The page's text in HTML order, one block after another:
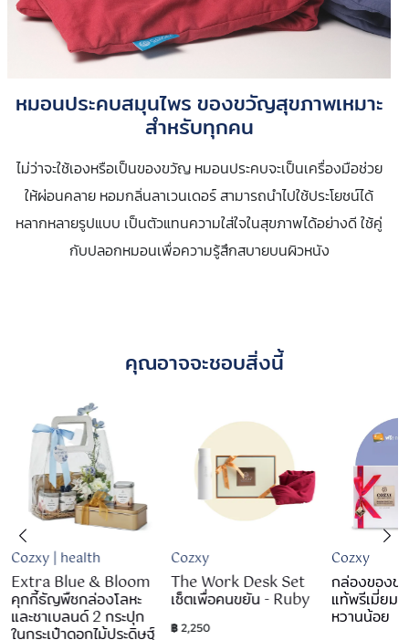
หมอนประคบสมุนไพร ของขวัญสุขภาพเหมาะ
สำหรับทุกคน
ไม่ว่าจะใช้เองหรือเป็นของขวัญ หมอนประคบจะเป็นเครื่องมือช่วย
ให้ผ่อนคลาย หอมกลิ่นลาเวนเดอร์ สามารถนำไปใช้ประโยชน์ได้
หลากหลายรูปแบบ เป็นตัวแทนความใส่ใจในสุขภาพได้อย่างดี ใช้คู่
กับปลอกหมอนเพื่อความรู้สึกสบายบนผิวหนัง
คุณอาจจะชอบสิ่งนี้
Cozxy | health
Extra Blue & Bloom
คุกกี้ธัญพืชกล่องโลหะ
และชาเบลนด์ 2 กระปุก
Cozxy
The Work Desk Set
เซ็ตเพื่อคนขยัน - Ruby
฿ 2,250
Cozxy
กล่องของข
แท้พรีเมี่ยม
หวานน้อย